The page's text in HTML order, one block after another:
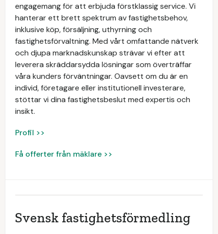
engagemang för att erbjuda förstklassig service. Vi
hanterar ett brett spektrum av fastighetsbehov,
inklusive köp, försäljning, uthyrning och
fastighetsförvaltning. Med vårt omfattande nätverk
och djupa marknadskunskap strävar vi efter att
leverera skräddarsydda lösningar som överträffar
våra kunders förväntningar. Oavsett om du är en
individ, företagare eller institutionell investerare,
stöttar vi dina fastighetsbeslut med expertis och
insikt.
Profil >>
Få offerter från mäklare >>
Svensk fastighetsförmedling